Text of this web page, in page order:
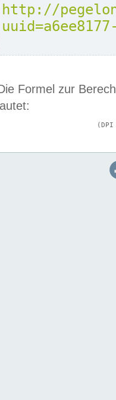
http://
Formel zur